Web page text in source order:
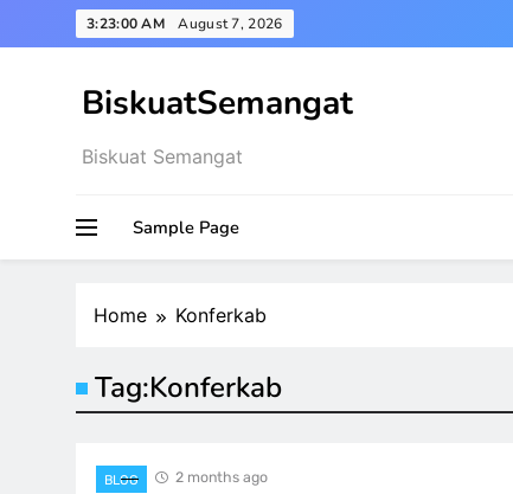
to
3:23:00 AM August 7, 2026
BiskuatSemangat
Biskuat Semangat
Sample Page
Home Konferkab
Tag:Konferkab
BLOG 2 months ago